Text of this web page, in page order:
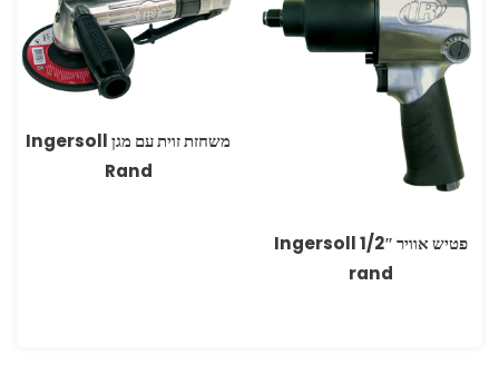
פטיש אוויר ‏1/2″ Ingersoll
rand
משחזת זוית עם מגן Ingersoll
Rand